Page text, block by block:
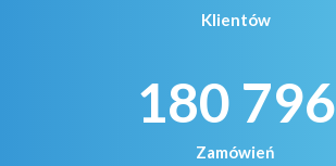
Klientów
180 796
Zamówień